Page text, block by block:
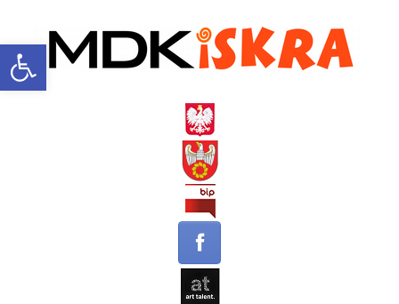
Open toolbar